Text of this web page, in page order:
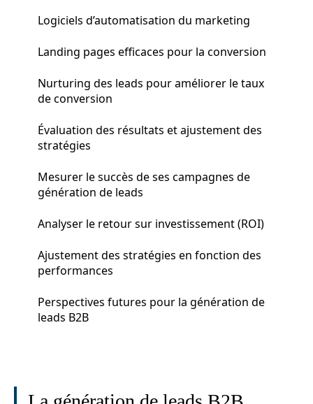
Logiciels d’automatisation du marketing
Landing pages efficaces pour la conversion
Nurturing des leads pour améliorer le taux
de conversion
Évaluation des résultats et ajustement des
stratégies
Mesurer le succès de ses campagnes de
génération de leads
Analyser le retour sur investissement (ROI)
Ajustement des stratégies en fonction des
performances
Perspectives futures pour la génération de
leads B2B